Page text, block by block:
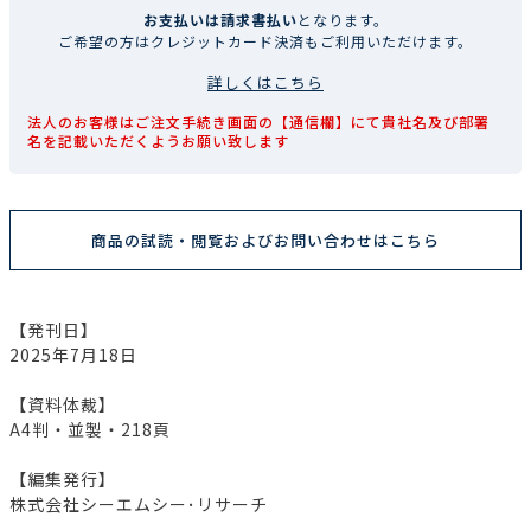
お支払いは請求書払いとなります。
ご希望の方はクレジットカード決済もご利用いただけます。
詳しくはこちら
法人のお客様はご注文手続き画面の【通信欄】にて貴社名及び部署
名を記載いただくようお願い致します
商品の試読・閲覧およびお問い合わせはこちら
【発刊日】
2025年7月18日
【資料体裁】
A4判・並製・218頁
【編集発行】
株式会社シーエムシー･リサーチ